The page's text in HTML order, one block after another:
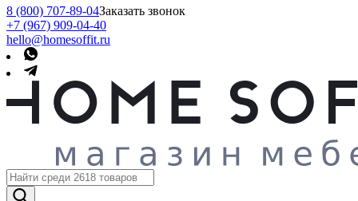
8 (800) 707-89-04Заказать звонок
+7 (967) 909-04-40
hello@homesoffit.ru